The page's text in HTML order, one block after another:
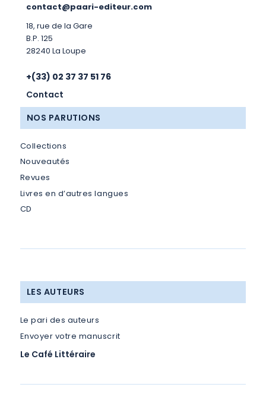
contact@paari-editeur.com
18, rue de la Gare
B.P. 125
28240 La Loupe
+(33) 02 37 37 51 76
Contact
NOS PARUTIONS
Collections
Nouveautés
Revues
Livres en d’autres langues
CD
LES AUTEURS
Le pari des auteurs
Envoyer votre manuscrit
Le Café Littéraire